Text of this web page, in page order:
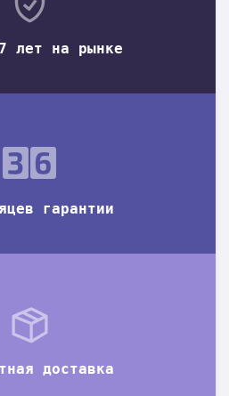
лет на рынке
гарантии
доставка